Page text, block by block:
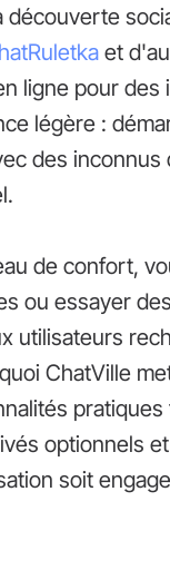
découverte
et
ligne pour
légère :
des
de confort,
ou essayer
utilisateurs
ChatVille
optionnels
soit